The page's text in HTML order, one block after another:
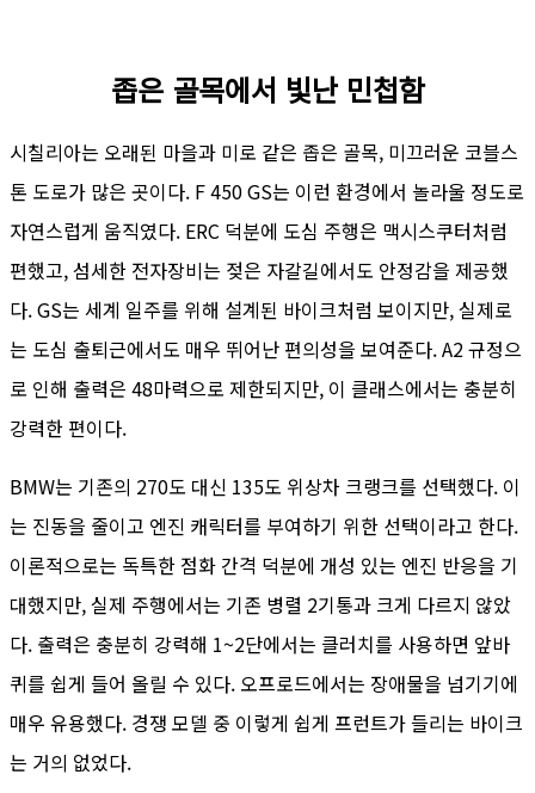
좁은 골목에서 빛난 민첩함
시칠리아는 오래된 마을과 미로 같은 좁은 골목, 미끄러운 코블스
톤 도로가 많은 곳이다. F 450 GS는 이런 환경에서 놀라울 정도로
자연스럽게 움직였다. ERC 덕분에 도심 주행은 맥시스쿠터처럼
편했고, 섬세한 전자장비는 젖은 자갈길에서도 안정감을 제공했
다. GS는 세계 일주를 위해 설계된 바이크처럼 보이지만, 실제로
는 도심 출퇴근에서도 매우 뛰어난 편의성을 보여준다. A2 규정으
로 인해 출력은 48마력으로 제한되지만, 이 클래스에서는 충분히
강력한 편이다.
BMW는 기존의 270도 대신 135도 위상차 크랭크를 선택했다. 이
는 진동을 줄이고 엔진 캐릭터를 부여하기 위한 선택이라고 한다.
이론적으로는 독특한 점화 간격 덕분에 개성 있는 엔진 반응을 기
대했지만, 실제 주행에서는 기존 병렬 2기통과 크게 다르지 않았
다. 출력은 충분히 강력해 1~2단에서는 클러치를 사용하면 앞바
퀴를 쉽게 들어 올릴 수 있다. 오프로드에서는 장애물을 넘기기에
매우 유용했다. 경쟁 모델 중 이렇게 쉽게 프런트가 들리는 바이크
는 거의 없었다.